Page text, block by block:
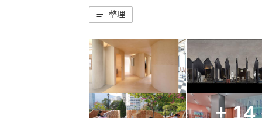
整理
+ 14